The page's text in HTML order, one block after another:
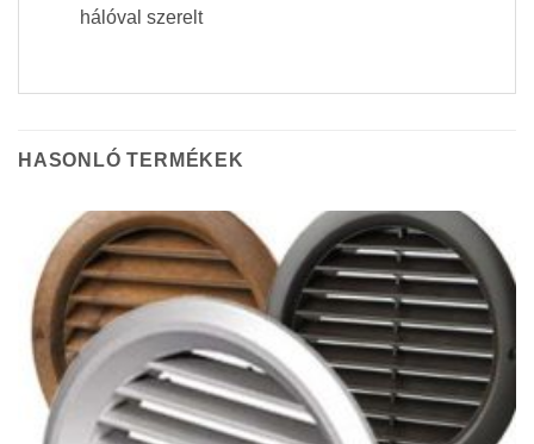
hálóval szerelt
HASONLÓ TERMÉKEK